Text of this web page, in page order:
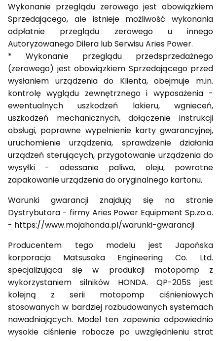
Wykonanie przeglądu zerowego jest obowiązkiem
Sprzedającego, ale istnieje możliwość wykonania
odpłatnie przeglądu zerowego u innego
Autoryzowanego Dilera lub Serwisu Aries Power.
* Wykonanie przeglądu przedsprzedażnego
(zerowego) jest obowiązkiem Sprzedającego przed
wysłaniem urządzenia do Klienta, obejmuje m.in.
kontrolę wyglądu zewnętrznego i wyposażenia -
ewentualnych uszkodzeń lakieru, wgnieceń,
uszkodzeń mechanicznych, dołączenie instrukcji
obsługi, poprawne wypełnienie karty gwarancyjnej,
uruchomienie urządzenia, sprawdzenie działania
urządzeń sterujących, przygotowanie urządzenia do
wysyłki - odessanie paliwa, oleju, powrotne
zapakowanie urządzenia do oryginalnego kartonu.
Warunki gwarancji znajdują się na stronie
Dystrybutora - firmy Aries Power Equipment Sp.zo.o.
- https://www.mojahonda.pl/warunki-gwarancji
Producentem tego modelu jest Japońska
korporacja Matsusaka Engineering Co. Ltd.
specjalizująca się w produkcji motopomp z
wykorzystaniem silników HONDA. QP-205S jest
kolejną z serii motopomp ciśnieniowych
stosowanych w bardziej rozbudowanych systemach
nawadniających. Model ten zapewnia odpowiednio
wysokie ciśnienie robocze po uwzględnieniu strat